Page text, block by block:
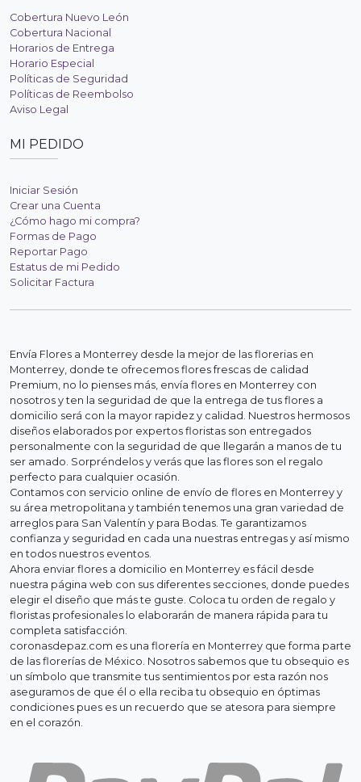
Cobertura Nuevo León
Cobertura Nacional
Horarios de Entrega
Horario Especial
Políticas de Seguridad
Políticas de Reembolso
Aviso Legal
MI PEDIDO
Iniciar Sesión
Crear una Cuenta
¿Cómo hago mi compra?
Formas de Pago
Reportar Pago
Estatus de mi Pedido
Solicitar Factura
Envía Flores a Monterrey desde la mejor de las florerias en
Monterrey, donde te ofrecemos flores frescas de calidad
Premium, no lo pienses más, envía flores en Monterrey con
nosotros y ten la seguridad de que la entrega de tus flores a
domicilio será con la mayor rapidez y calidad. Nuestros hermosos
diseños elaborados por expertos floristas son entregados
personalmente con la seguridad de que llegarán a manos de tu
ser amado. Sorpréndelos y verás que las flores son el regalo
perfecto para cualquier ocasión.
Contamos con servicio online de envío de flores en Monterrey y
su área metropolitana y también tenemos una gran variedad de
arreglos para San Valentín y para Bodas. Te garantizamos
confianza y seguridad en cada una nuestras entregas y así mismo
en todos nuestros eventos.
Ahora enviar flores a domicilio en Monterrey es fácil desde
nuestra página web con sus diferentes secciones, donde puedes
elegir el diseño que más te guste. Coloca tu orden de regalo y
floristas profesionales lo elaborarán de manera rápida para tu
completa satisfacción.
coronasdepaz.com es una florería en Monterrey que forma parte
de las florerías de México. Nosotros sabemos que tu obsequio es
un símbolo que transmite tus sentimientos por esta razón nos
aseguramos de que él o ella reciba tu obsequio en óptimas
condiciones pues es un recuerdo que se atesora para siempre
en el corazón.